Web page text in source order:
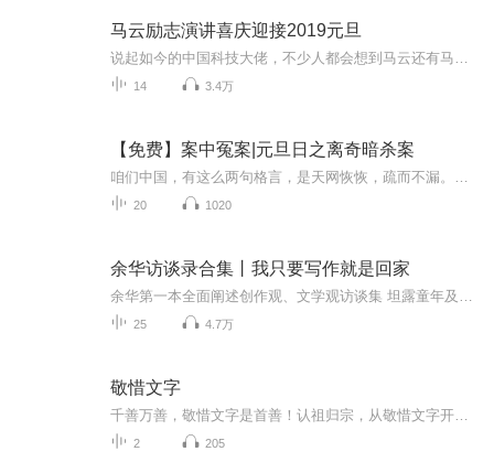
马云励志演讲喜庆迎接2019元旦
14 3.4万
【免费】案中冤案|元旦日之离奇暗杀案
20 1020
余华访谈录合集丨我只要写作就是回家
25 4.7万
敬惜文字
2 205